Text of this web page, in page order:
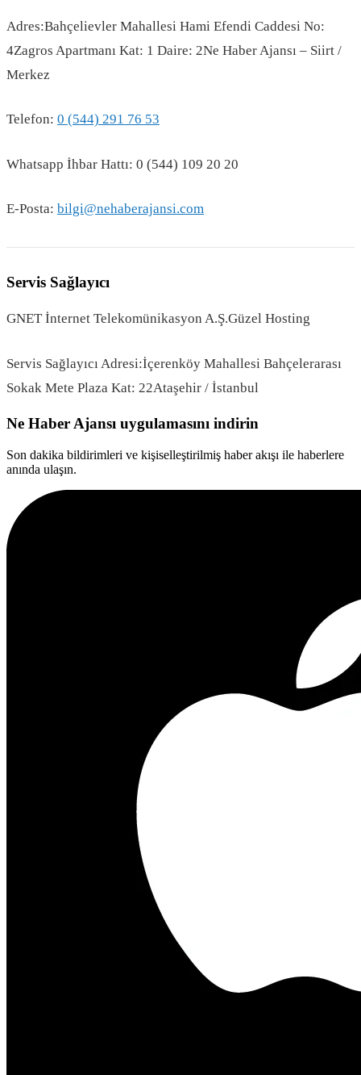
Adres:Bahçelievler Mahallesi Hami Efendi Caddesi No:
4Zagros Apartmanı Kat: 1 Daire: 2Ne Haber Ajansı – Siirt /
Merkez
Telefon: 0 (544) 291 76 53
Whatsapp İhbar Hattı: 0 (544) 109 20 20
E-Posta: bilgi@nehaberajansi.com
Servis Sağlayıcı
GNET İnternet Telekomünikasyon A.Ş.Güzel Hosting
Servis Sağlayıcı Adresi:İçerenköy Mahallesi Bahçelerarası
Sokak Mete Plaza Kat: 22Ataşehir / İstanbul
Ne Haber Ajansı uygulamasını indirin
Son dakika bildirimleri ve kişiselleştirilmiş haber akışı ile haberlere
anında ulaşın.